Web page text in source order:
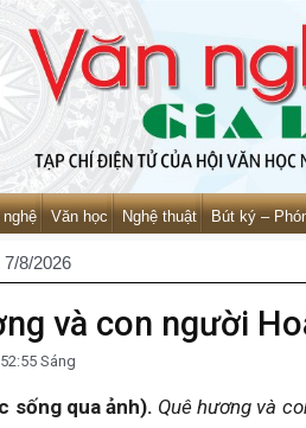
Văn học Nghệ thuật Bút ký –
7/8/2026
và con người
Sáng
sống qua ảnh). Quê hương và